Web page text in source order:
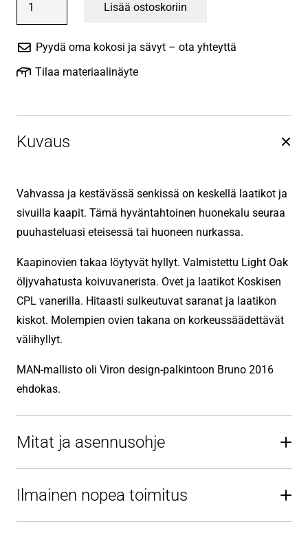
Lisää ostoskoriin
Pyydä oma kokosi ja sävyt – ota yhteyttä
Tilaa materiaalinäyte
Kuvaus
Vahvassa ja kestävässä senkissä on keskellä laatikot ja
sivuilla kaapit. Tämä hyväntahtoinen huonekalu seuraa
puuhasteluasi eteisessä tai huoneen nurkassa.
Kaapinovien takaa löytyvät hyllyt. Valmistettu Light Oak
öljyvahatusta koivuvanerista. Ovet ja laatikot Koskisen
CPL vanerilla. Hitaasti sulkeutuvat saranat ja laatikon
kiskot. Molempien ovien takana on korkeussäädettävät
välihyllyt.
MAN-mallisto oli Viron design-palkintoon Bruno 2016
ehdokas.
Mitat ja asennusohje
Ilmainen nopea toimitus